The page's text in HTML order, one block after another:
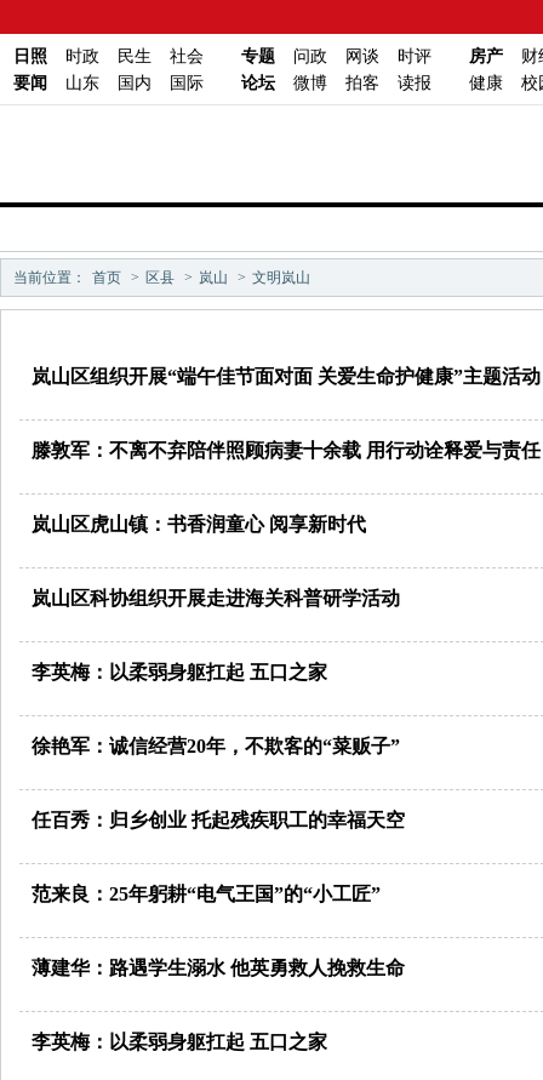
日照 时政 民生
社会
要闻
山东 国内 国际
专题 问政 网谈
时评
论坛
微博 拍客 读报
房产
财
健康
校
当前位置： 首页 > 区县 > 岚山 > 文明岚山
岚山区组织开展“端午佳节面对面 关爱生命护健康”主题活动
滕敦军：不离不弃陪伴照顾病妻十余载 用行动诠释爱与责任
岚山区虎山镇：书香润童心 阅享新时代
岚山区科协组织开展走进海关科普研学活动
李英梅：以柔弱身躯扛起 五口之家
徐艳军：诚信经营20年，不欺客的“菜贩子”
任百秀：归乡创业 托起残疾职工的幸福天空
范来良：25年躬耕“电气王国”的“小工匠”
薄建华：路遇学生溺水 他英勇救人挽救生命
李英梅：以柔弱身躯扛起 五口之家